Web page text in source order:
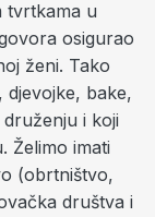
tvrtkama u
osigurao
ženi. Tako
djevojke, bake,
i koji
Želimo imati
(obrtništvo,
društva i